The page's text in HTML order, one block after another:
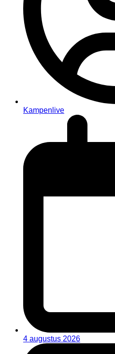
Kampenlive
4 augustus 2026